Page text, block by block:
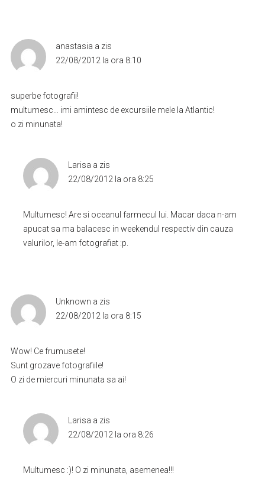
anastasia a zis
22/08/2012 la ora 8:10
superbe fotografii!
multumesc… imi amintesc de excursiile mele la Atlantic!
o zi minunata!
Larisa a zis
22/08/2012 la ora 8:25
Multumesc! Are si oceanul farmecul lui. Macar daca n-am
apucat sa ma balacesc in weekendul respectiv din cauza
valurilor, le-am fotografiat :p.
Unknown a zis
22/08/2012 la ora 8:15
Wow! Ce frumusete!
Sunt grozave fotografiile!
O zi de miercuri minunata sa ai!
Larisa a zis
22/08/2012 la ora 8:26
Multumesc :)! O zi minunata, asemenea!!!